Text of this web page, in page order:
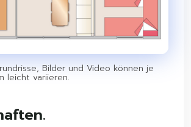
Bilder und Video können je
leicht variieren.